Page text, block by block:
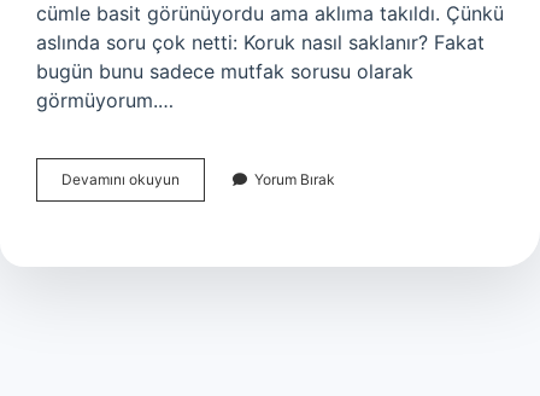
cümle basit görünüyordu ama aklıma takıldı. Çünkü
aslında soru çok netti: Koruk nasıl saklanır? Fakat
bugün bunu sadece mutfak sorusu olarak
görmüyorum.…
Devamını okuyun
suyu
çıkarılır
Yorum Bırak